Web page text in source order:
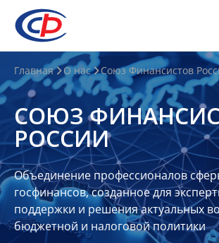
О
нас
О
СФР
Совет
Союза
Участники
Планы
Главная О нас Союз Финансистов
СОЮЗ
РОССИИ
Объединение профессионалов
госфинансов, созданное для
поддержки и решения актуальных
бюджетной и налоговой политики